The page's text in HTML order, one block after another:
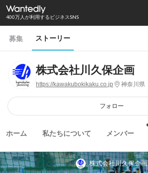
400万人が利用するビジネスSNS
募集 ストーリー
株式会社川久保企画
https://kawakubokikaku.co.jp 神奈川県
フォロー
ホーム 私たちについて メンバー
株式会社川久保企画